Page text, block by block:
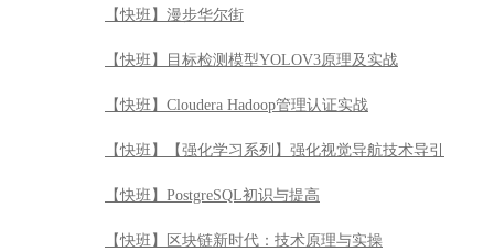
【快班】漫步华尔街
【快班】目标检测模型YOLOV3原理及实战
【快班】Cloudera Hadoop管理认证实战
【快班】【强化学习系列】强化视觉导航技术导引
【快班】PostgreSQL初识与提高
【快班】区块链新时代：技术原理与实操